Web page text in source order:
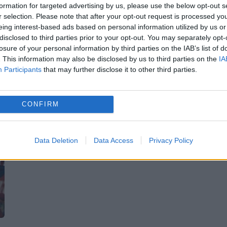
for targeted advertising by us, please use the below opt-out
selection. Please note that after your opt-out request is processed
interest-based ads based on personal information utilized by us
to third parties prior to your opt-out. You may separately
of your personal information by third parties on the IAB’s list of
This information may also be disclosed by us to third parties on the
Participants that may further disclose it to other third parties.
CONFIRM
Data Deletion Data Access Privacy Policy
mirositoare José Carreras vine pentru
dată în România...